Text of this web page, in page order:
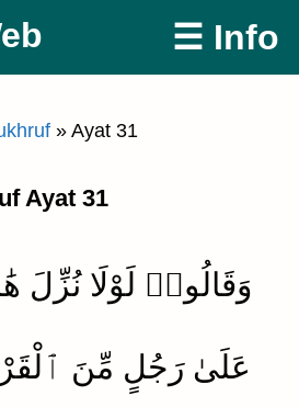
☰ Info
» Ayat 31
Ayat 31
وَقَالُوا۟ لَوْلَا نُزِّلَ
عَلَىٰ رَجُلٍ مِّنَ